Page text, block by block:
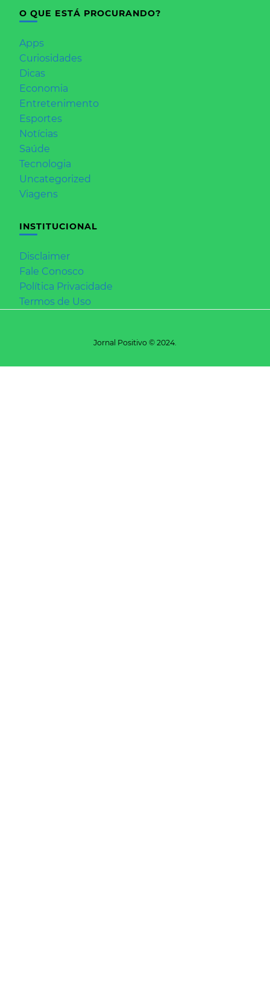
O QUE ESTÁ PROCURANDO?
Apps
Curiosidades
Dicas
Economia
Entretenimento
Esportes
Notícias
Saúde
Tecnologia
Uncategorized
Viagens
INSTITUCIONAL
Disclaimer
Fale Conosco
Política Privacidade
Termos de Uso
Jornal Positivo © 2024.